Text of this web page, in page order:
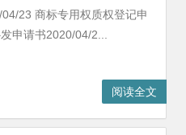
23 商标专用权质权登记申
申请书2020/04/2...
阅读全文